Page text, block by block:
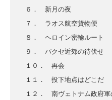
６． 新月の夜
７． ラオス航空貨物便
８． ヘロイン密輸ルート
９． パクセ近郊の待伏せ
１０． 再会
１１． 投下地点はどこだ
１２． 南ヴェトナム政府軍